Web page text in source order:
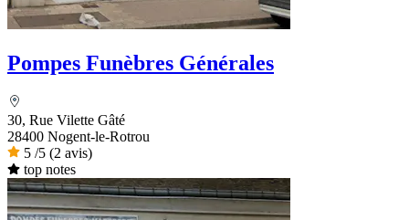
Pompes Funèbres Générales
30, Rue Vilette Gâté
28400 Nogent-le-Rotrou
5 /5 (2 avis)
top notes